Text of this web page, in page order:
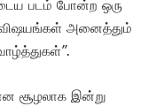
படம் போன்ற ஒரு
விஷயங்கள் அனைத்தும்
சூழலாக இன்று